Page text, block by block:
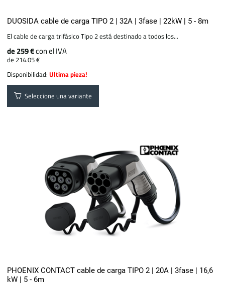
DUOSIDA cable de carga TIPO 2 | 32A | 3fase | 22kW | 5 - 8m
El cable de carga trifásico Tipo 2 está destinado a todos los...
de 259 €con el IVA
de 214.05 €
Disponibilidad:Ultima pieza!
Seleccione una variante
PHOENIX CONTACT cable de carga TIPO 2 | 20A | 3fase | 16,6
kW | 5 - 6m